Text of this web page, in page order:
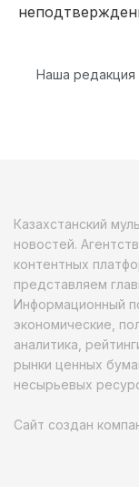
Наша редакция
Казахстанский
новостей.
контентных
представляем
Информационный
экономические,
аналитика,
рынки ценных
несырьевых
Сайт создан